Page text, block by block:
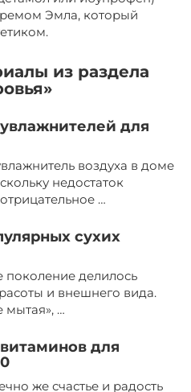
Эмла, который
из раздела
для
воздуха в доме
недостаток
…
сухих
поколение делилось
и внешнего вида.
мытая», …
для
же счастье и радость